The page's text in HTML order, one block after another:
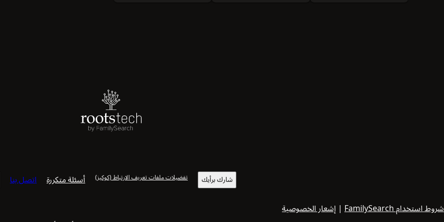
شارك برأيك تفضيلات ملفات تعريف الارتباط (كوكيز) أسئلة متكررة اتصل بنا
شروط استخدام FamilySearch | إشعار الخصوصية